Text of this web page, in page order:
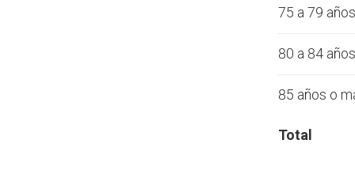
75 a 79 años
80 a 84 años
85 años o
Total